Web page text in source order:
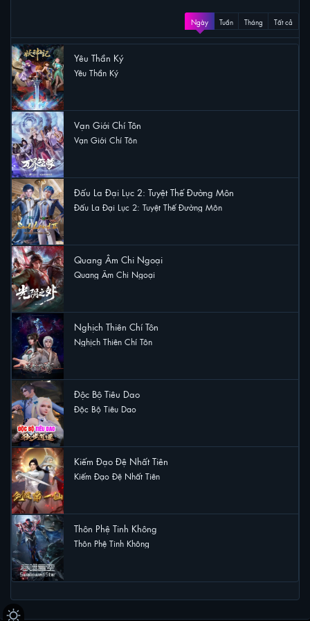
Ngày Tuần Tháng Tất cả
Yêu Thần Ký
Yêu Thần Ký
Vạn Giới Chí Tôn
Vạn Giới Chí Tôn
Đấu La Đại Lục 2: Tuyệt Thế Đường Môn
Đấu La Đại Lục 2: Tuyệt Thế Đường Môn
Quang Âm Chi Ngoại
Quang Âm Chi Ngoại
Nghịch Thiên Chí Tôn
Nghịch Thiên Chí Tôn
Độc Bộ Tiêu Dao
Độc Bộ Tiêu Dao
Kiếm Đạo Đệ Nhất Tiên
Kiếm Đạo Đệ Nhất Tiên
Thôn Phệ Tinh Không
Thôn Phệ Tinh Không